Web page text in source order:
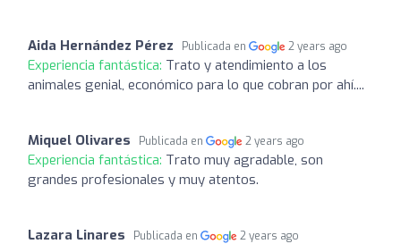
Aida Hernández Pérez Publicada en 2 years ago
Experiencia fantástica: Trato y atendimiento a los
animales genial, económico para lo que cobran por ahí....
Miquel Olivares Publicada en 2 years ago
Experiencia fantástica: Trato muy agradable, son
grandes profesionales y muy atentos.
Lazara Linares Publicada en 2 years ago